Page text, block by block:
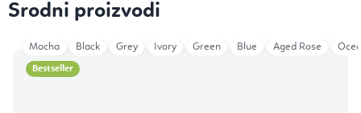
Srodni proizvodi
Bestseller
Mocha Black Grey Ivory Green Blue Aged Rose